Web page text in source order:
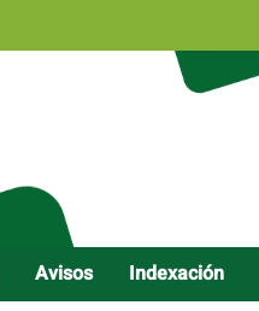
Avisos Indexación